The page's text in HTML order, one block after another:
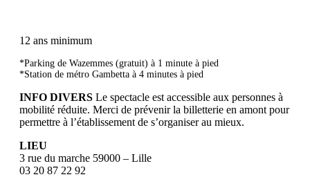
12 ans minimum
*Parking de Wazemmes (gratuit) à 1 minute à pied
*Station de métro Gambetta à 4 minutes à pied
INFO DIVERS Le spectacle est accessible aux personnes à
mobilité réduite. Merci de prévenir la billetterie en amont pour
permettre à l’établissement de s’organiser au mieux.
LIEU
3 rue du marche 59000 – Lille
03 20 87 22 92